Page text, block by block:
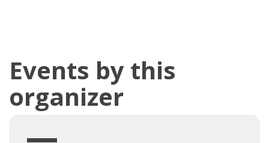
Events by this
organizer